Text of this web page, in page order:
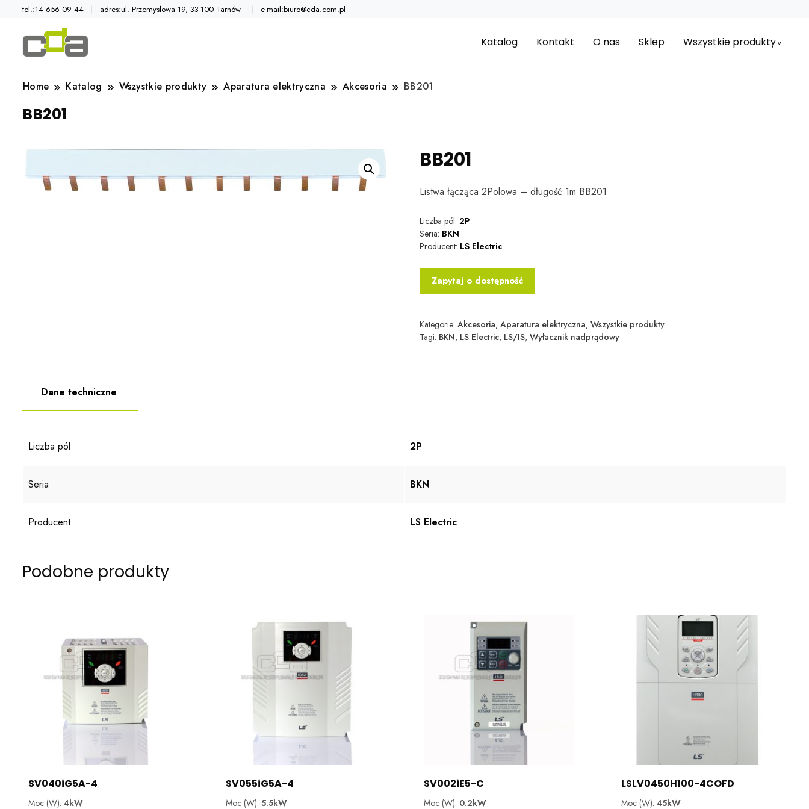
tel.:14 656 09 44 adres:ul. Przemysłowa 19, 33-100 Tarnów e-mail:biuro@cda.com.pl
Katalog Kontakt O nas Sklep Wszystkie produkty
Home Katalog Wszystkie produkty Aparatura elektryczna Akcesoria BB201
BB201
BB201
Listwa łącząca 2Polowa – długość 1m BB201
Liczba pól: 2P
Seria: BKN
Producent: LS Electric
Zapytaj o dostępność
Kategorie:Akcesoria,Aparatura elektryczna,Wszystkie produkty
Tagi: BKN, LS Electric, LS/IS,Wyłacznik nadprądowy
Dane techniczne
Liczba pól 2P
Seria BKN
Producent LS Electric
Podobne produkty
SV040iG5A-4
Moc (W): 4kW
SV055iG5A-4
Moc (W):5.5kW
SV002iE5-C
Moc (W): 0.2kW
LSLV0450H100-4COFD
Moc (W): 45kW